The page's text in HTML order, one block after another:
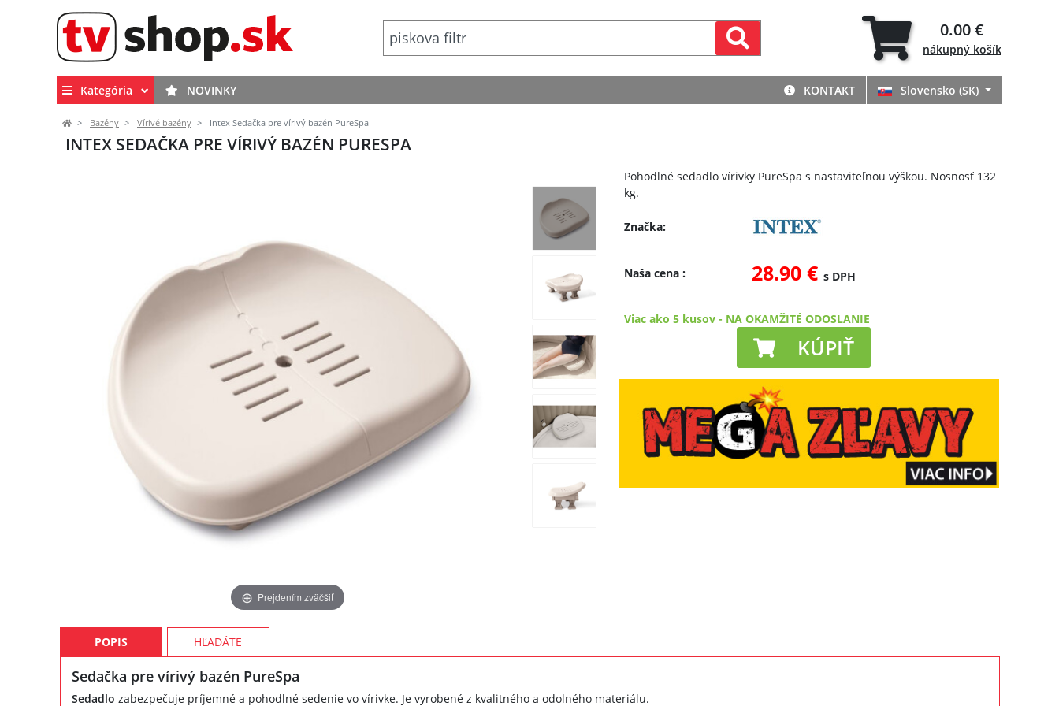
0.00 €
nákupný košík
Kategória NOVINKY KONTAKT Slovensko (SK)
Bazény Vírivé bazény Intex Sedačka pre vírivý bazén PureSpa
INTEX SEDAČKA PRE VÍRIVÝ BAZÉN PURESPA
Prejdením zväčšiť
Pohodlné sedadlo vírivky PureSpa s nastaviteľnou výškou. Nosnosť 132
kg.
Značka:
Naša cena: 28.90 €s DPH
Viac ako 5 kusov - NA OKAMŽITÉ ODOSLANIE
KÚPIŤ
POPIS HĽADÁTE
Sedačka pre vírivý bazén PureSpa
Sedadlo zabezpečuje príjemné a pohodlné sedenie vo vírivke. Je vyrobené z kvalitného a odolného materiálu.